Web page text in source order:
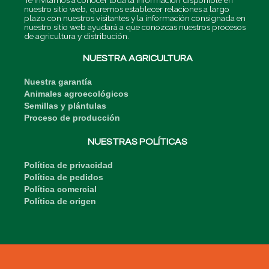
n
nuestro sitio web, quremos establecer relaciones a largo
plazo con nuestros visitantes y la información consignada en
nuestro sitio web ayudará a que conozcas nuestros procesos
de agricultura y distribución.
NUESTRA AGRICULTURA
Nuestra garantía
Animales agroecológicos
Semillas y plántulas
Proceso de producción
NUESTRAS POLÍTICAS
Política de privacidad
Política de pedidos
Política comercial
Política de origen